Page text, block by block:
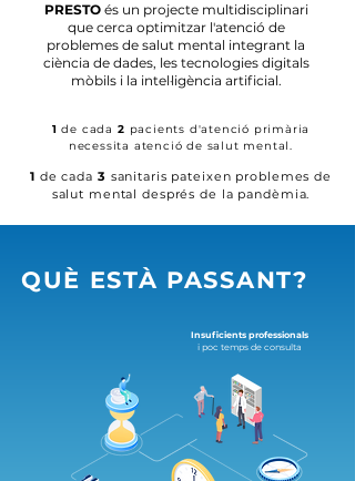
PRESTOés un projecte multidisciplinari
que cerca optimitzar l'atenció de
problemes de salut mental integrant la
ciència de dades, les tecnologies digitals
mòbils i la intel·ligència artificial.
1 de cada 2 pacients d'atenció primària
necessita atenció de salut mental.
1 de cada 3 sanitaris pateixen problemes de
salut mental després de la pandèmia.
QUÈ ESTÀ PASSANT?
Insuficients professionals
i poc temps de consulta